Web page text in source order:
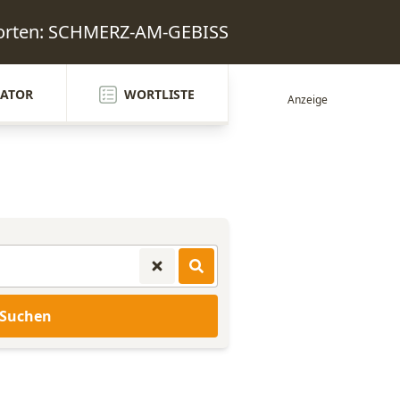
SCHMERZ-AM-GEBISS
WORTLISTE
Suchen